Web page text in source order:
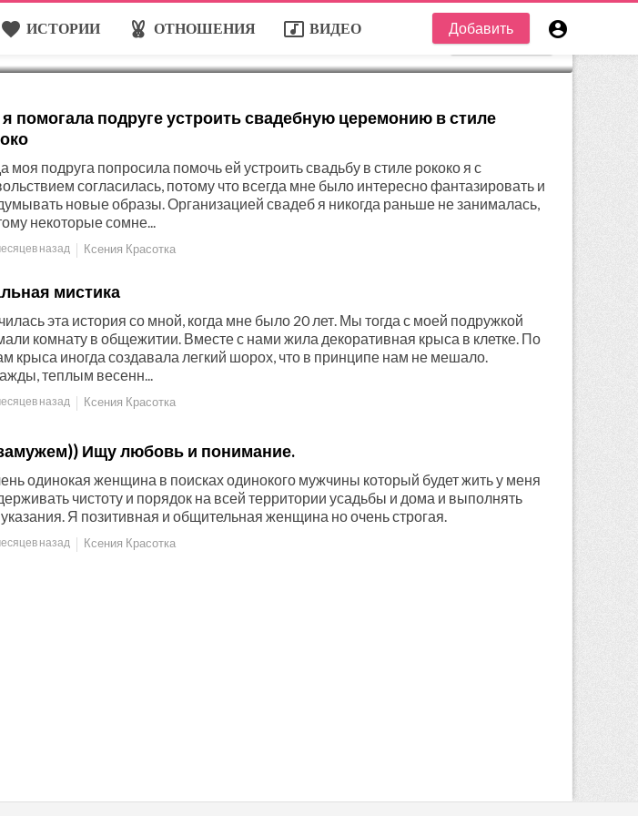
favorite ИСТОРИИ cruelty_free ОТНОШЕНИЯ music_video ВИДЕО Добавить 
отслеживать
я помогала подруге устроить свадебную церемонию в стиле
моя подруга попросила помочь ей устроить свадьбу в стиле рококо я с
согласилась, потому что всегда мне было интересно фантазировать и
новые образы. Организацией свадеб я никогда раньше не занималась,
некоторые сомне...
назад Ксения Красотка
мистика
эта история со мной, когда мне было 20 лет. Мы тогда с моей подружкой
комнату в общежитии. Вместе с нами жила декоративная крыса в клетке. По
крыса иногда создавала легкий шорох, что в принципе нам не мешало.
теплым весенн...
назад Ксения Красотка
Ищу любовь и понимание.
одинокая женщина в поисках одинокого мужчины который будет жить у меня
чистоту и порядок на всей территории усадьбы и дома и выполнять
Я позитивная и общительная женщина но очень строгая.
назад Ксения Красотка